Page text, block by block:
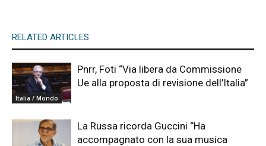
RELATED ARTICLES
Italia / Mondo
Pnrr, Foti “Via libera da Commissione
Ue alla proposta di revisione dell’Italia”
La Russa ricorda Guccini “Ha
accompagnato con la sua musica